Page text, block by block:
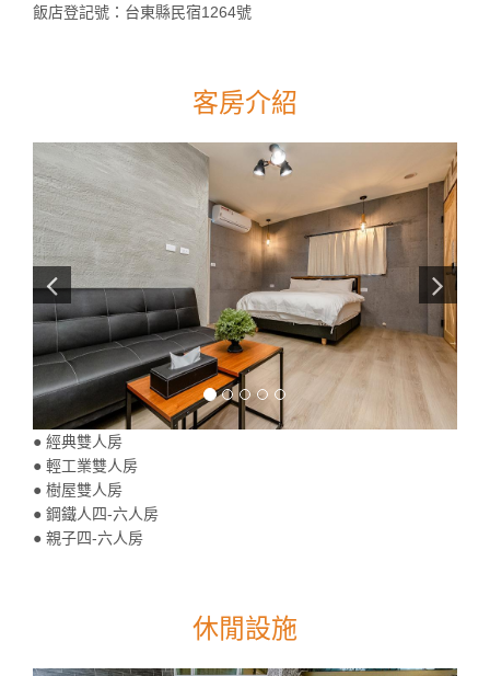
飯店登記號：台東縣民宿1264號
客房介紹
● 經典雙人房
● 輕工業雙人房
● 樹屋雙人房
● 鋼鐵人四-六人房
● 親子四-六人房
休閒設施